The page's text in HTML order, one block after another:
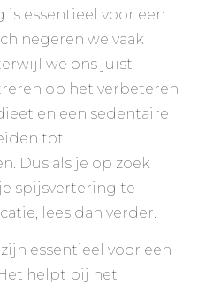
essentieel voor een
negeren we vaak
we ons juist
op het verbeteren
en een sedentaire
tot
Dus als je op zoek
spijsvertering te
lees dan verder.
zijn essentieel voor een
helpt bij het